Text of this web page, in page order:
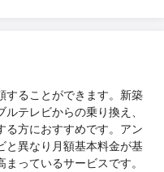
することができます。新築
テレビからの乗り換え、
る方におすすめです。アン
と異なり月額基本料金が基
っているサービスです。